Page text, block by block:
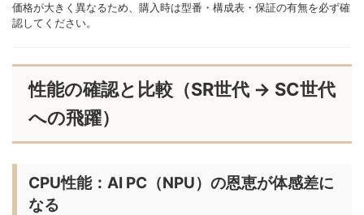
価格が大きく異なるため、購入時は型番・構成表・保証の有無を必ず確
認してください。
性能の確認と比較（SR世代 → SC世代
への飛躍）
CPU性能：AI PC（NPU）の恩恵が体感差に
なる